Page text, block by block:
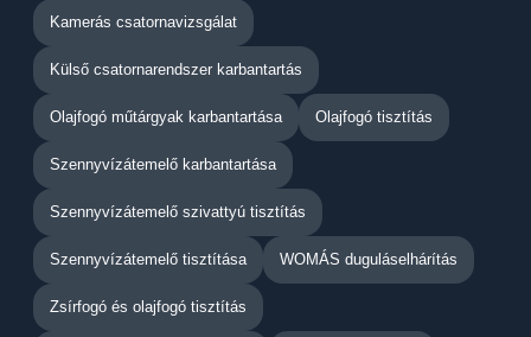
Kamerás csatornavizsgálat
Külső csatornarendszer karbantartás
Olajfogó műtárgyak karbantartása Olajfogó tisztítás
Szennyvízátemelő karbantartása
Szennyvízátemelő szivattyú tisztítás
Szennyvízátemelő tisztítása WOMÁS duguláselhárítás
Zsírfogó és olajfogó tisztítás